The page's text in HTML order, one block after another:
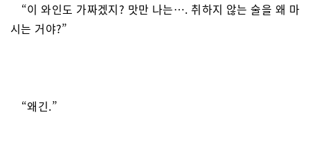
“이 와인도 가짜겠지? 맛만 나는…. 취하지 않는 술을 왜 마
시는 거야?”
“왜긴.”